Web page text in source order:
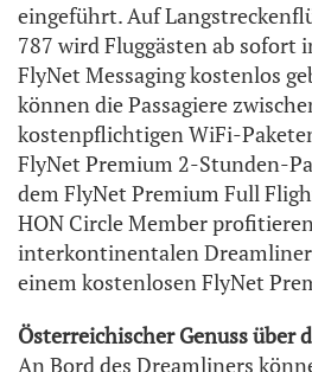
eingeführt. Auf
787 wird Fluggästen ab sofort
FlyNet Messaging kostenlos
können die Passagiere
kostenpflichtigen WiFi-
FlyNet Premium 2-Stunden-
dem FlyNet Premium Full
HON Circle Member
interkontinentalen
einem kostenlosen FlyNet
Österreichischer Genuss über
An Bord des Dreamliners